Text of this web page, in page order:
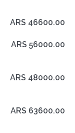
ARS 46600.00
ARS 56000.00
ARS 48000.00
ARS 63600.00